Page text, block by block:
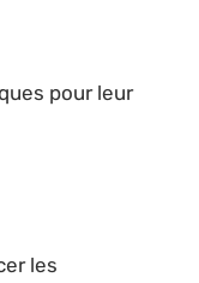
pour leur
les